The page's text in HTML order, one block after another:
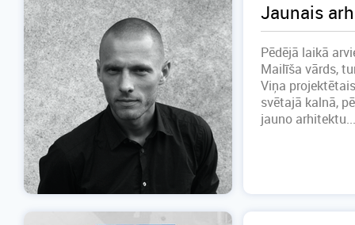
Jaunais
Pēdējā laikā
Mailīša vārds,
Viņa
svētajā kalnā,
jauno